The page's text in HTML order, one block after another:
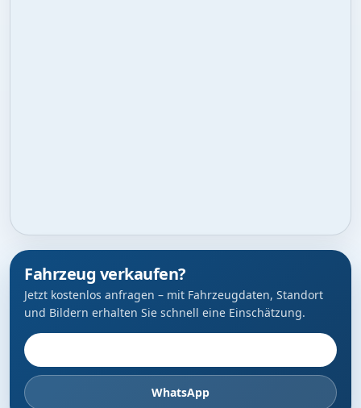
Fahrzeug verkaufen?
Jetzt kostenlos anfragen – mit Fahrzeugdaten, Standort
und Bildern erhalten Sie schnell eine Einschätzung.
WhatsApp